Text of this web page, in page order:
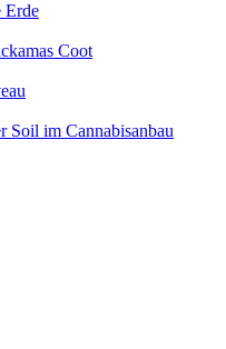
Erde
Coot
Soil im Cannabisanbau